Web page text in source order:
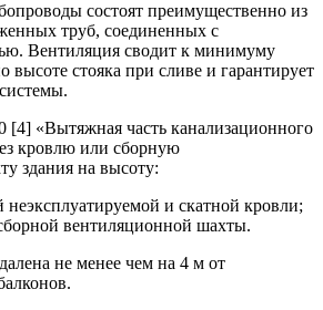
состоят преимущественно из
труб, соединенных с
Вентиляция сводит к минимуму
высоте стояка при сливе и гарантирует
[4] «Вытяжная часть канализационного
кровлю или сборную
здания на высоту:
неэксплуатируемой и скатной кровли;
вентиляционной шахты.
не менее чем на 4 м от